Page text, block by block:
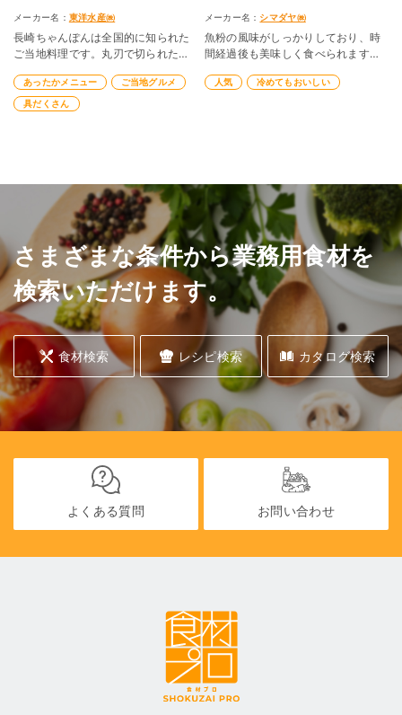
メーカー名： 東洋水産㈱
長崎ちゃんぽんは全国的に知られた
ご当地料理です。丸刃で切られた太
ープは野菜や魚介、豚骨などの濃厚
スープが美味しさを引き立てます。
あったかメニュー
ご当地グルメ
具だくさん
メーカー名： シマダヤ㈱
魚粉の風味がしっかりしており、時
間経過後も美味しく食べられます。
す。
人気 冷めてもおいしい
さまざまな条件から業務用食材を
検索いただけます。
食材検索 レシピ検索 カタログ検索
よくある質問 お問い合わせ